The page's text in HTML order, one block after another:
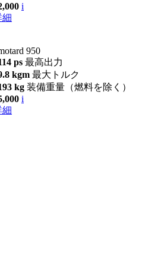
i
細
950
ps 最高出力
kgm 最大トルク
kg 装備重量（燃料を除く）
i
細